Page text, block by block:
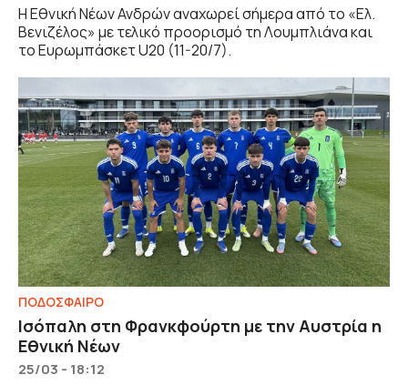
H Εθνική Νέων Ανδρών αναχωρεί σήμερα από το «Ελ.
Βενιζέλος» με τελικό προορισμό τη Λουμπλιάνα και
το Ευρωμπάσκετ U20 (11-20/7).
ΠΟΔΟΣΦΑΙΡΟ
Ισόπαλη στη Φρανκφούρτη με την Αυστρία η
Εθνική Νέων
25/03 - 18:12